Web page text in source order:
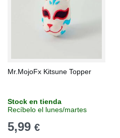
Mr.MojoFx Kitsune Topper
Stock en tienda
Recíbelo el lunes/martes
5,99 €